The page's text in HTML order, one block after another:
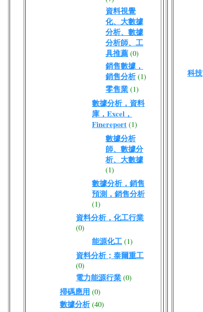
資料視覺
化、大數據
分析、數據
分析師、工
具推薦 (0)
銷售數據，
銷售分析 (1)
零售業 (1)
數據分析，資料
庫，Excel，
Finereport (1)
數據分析
師、數據分
析、大數據
(1)
數據分析，銷售
預測，銷售分析
(1)
資料分析，化工行業
(0)
能源化工 (1)
資料分析；泰爾重工
(0)
電力能源行業 (0)
掃碼應用 (0)
數據分析 (40)
科技